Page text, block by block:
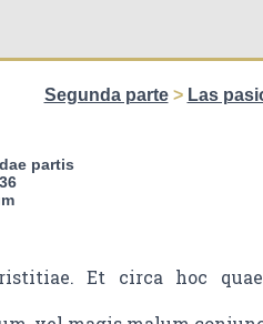
Segunda parte> Las
partis
Et circa hoc